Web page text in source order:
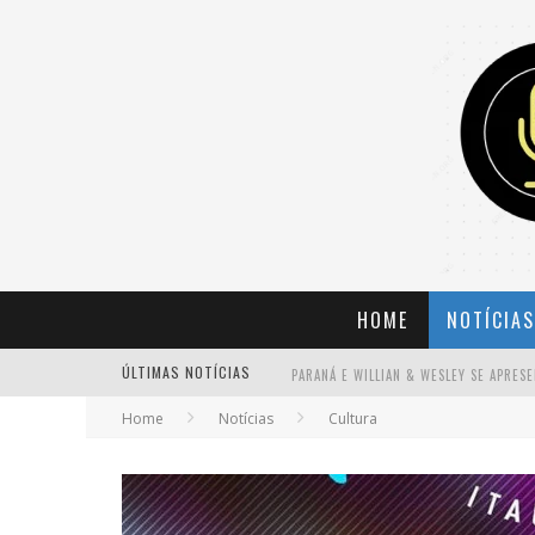
HOME NOTÍCIAS
ÚLTIMAS NOTÍCIAS
BANDA MOLE DE BH ANUNCIA KAYETE
Home Notícias Cultura